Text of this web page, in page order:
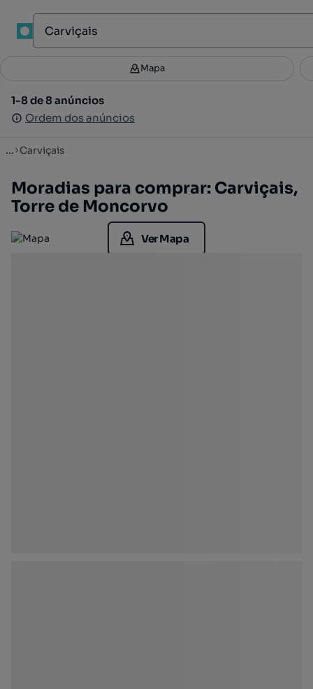
Filtros 2
1-8 de 8 anúncios
Ordem dos anúncios
Mapa
1-8 de 8 anúncios
Ordem dos anúncios
... Carviçais
Moradias para comprar: Carviçais,
Torre de Moncorvo
Ver Mapa